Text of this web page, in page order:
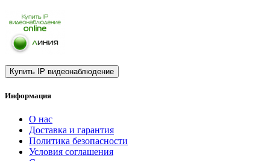
Информация
О нас
Доставка и гарантия
Политика безопасности
Условия соглашения